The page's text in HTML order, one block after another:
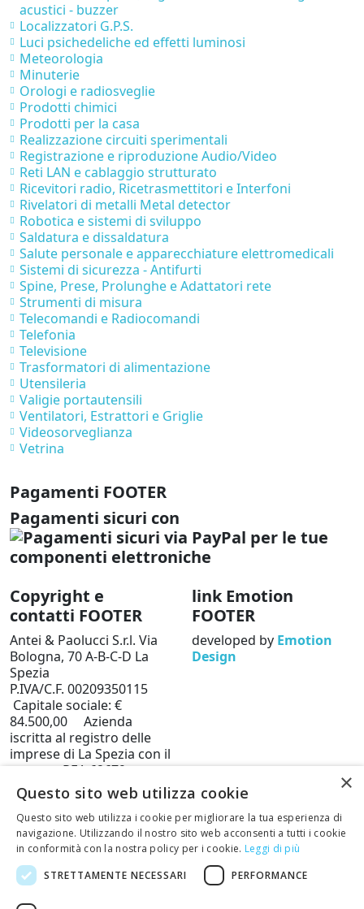
acustici - buzzer
Localizzatori G.P.S.
Luci psichedeliche ed effetti luminosi
Meteorologia
Minuterie
Orologi e radiosveglie
Prodotti chimici
Prodotti per la casa
Realizzazione circuiti sperimentali
Registrazione e riproduzione Audio/Video
Reti LAN e cablaggio strutturato
Ricevitori radio, Ricetrasmettitori e Interfoni
Rivelatori di metalli Metal detector
Robotica e sistemi di sviluppo
Saldatura e dissaldatura
Salute personale e apparecchiature elettromedicali
Sistemi di sicurezza - Antifurti
Spine, Prese, Prolunghe e Adattatori rete
Strumenti di misura
Telecomandi e Radiocomandi
Telefonia
Televisione
Trasformatori di alimentazione
Utensileria
Valigie portautensili
Ventilatori, Estrattori e Griglie
Videosorveglianza
Vetrina
Pagamenti FOOTER
Pagamenti sicuri con
Copyright e
contatti FOOTER
Antei & Paolucci S.r.l. Via
Bologna, 70 A-B-C-D La
Spezia
P.IVA/C.F. 00209350115
Capitale sociale: €
84.500,00 Azienda
iscritta al registro delle
imprese di La Spezia con il
numero REA 62679
Privacy policy
Cookie
Policy
Telefono: 0187 502359
Scrivi una mail al nostro
staff +
link Emotion
FOOTER
developed by Emotion
Design
×
Questo sito web utilizza cookie
Questo sito web utilizza i cookie per migliorare la tua esperienza di
navigazione. Utilizzando il nostro sito web acconsenti a tutti i cookie
in conformità con la nostra policy per i cookie. Leggi di più
STRETTAMENTE NECESSARI
PERFORMANCE